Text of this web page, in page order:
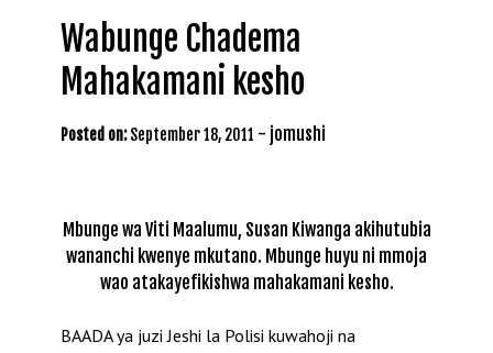
Wabunge Chadema
Mahakamani kesho
Posted on: September 18, 2011 - jomushi
Mbunge wa Viti Maalumu, Susan Kiwanga akihutubia
wananchi kwenye mkutano. Mbunge huyu ni mmoja
wao atakayefikishwa mahakamani kesho.
BAADA ya juzi Jeshi la Polisi kuwahoji na